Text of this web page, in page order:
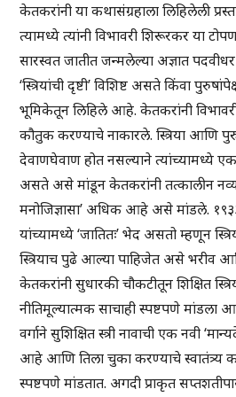
केतकरांनी या कथासंग्रहाला लिहिलेली
त्यामध्ये त्यांनी विभावरी शिरूरकर या
सारस्वत जातीत जन्मलेल्या अज्ञात
‘स्त्रियांची दृष्टी’ विशिष्ट असते किंवा
भूमिकेतून लिहिले आहे. केतकरांनी
कौतुक करण्याचे नाकारले. स्त्रिया आणि
देवाणघेवाण होत नसल्याने त्यांच्यामध्ये
असते असे मांडून केतकरांनी तत्कालीन नव्या
मनोजिज्ञासा’ अधिक आहे असे मांडले.
यांच्यामध्ये ‘जातितः’ भेद असतो म्हणून
स्त्रियाच पुढे आल्या पाहिजेत असे
केतकरांनी सुधारकी चौकटीतून शिक्षित
नीतिमूल्यात्मक साचाही स्पष्टपणे मांडला
वर्गाने सुशिक्षित स्त्री नावाची एक नवी
आहे आणि तिला चुका करण्याचे
स्पष्टपणे मांडतात. अगदी प्राकृत